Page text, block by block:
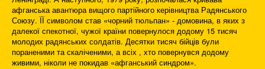
афганська авантюра вищого партійного керівництва Радянського
Союзу. ЇЇ символом став «чорний тюльпан» - домовина, в яких з
далекої спекотної, чужої країни повернулося додому 15 тисяч
молодих радянських солдатів. Десятки тисяч бійців були
пораненими та скаліченими, а всіх , хто повернувся додому
живими, ніколи не покидав «афганський синдром».